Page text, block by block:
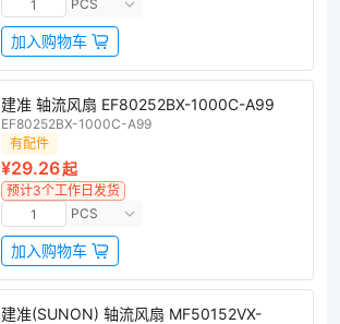
PCS
加入购物车
建准 轴流风扇 EF80252BX-1000C-A99
EF80252BX-1000C-A99
有配件
¥29.26起
预计3个工作日发货
PCS
加入购物车
建准(SUNON) 轴流风扇 MF50152VX-